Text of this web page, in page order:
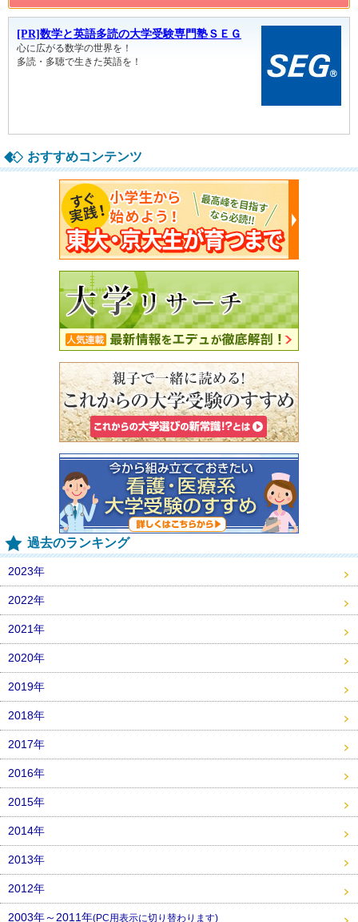
おすすめコンテンツ
過去のランキング
2023年
2022年
2021年
2020年
2019年
2018年
2017年
2016年
2015年
2014年
2013年
2012年
2003年～2011年(PC用表示に切り替わります)